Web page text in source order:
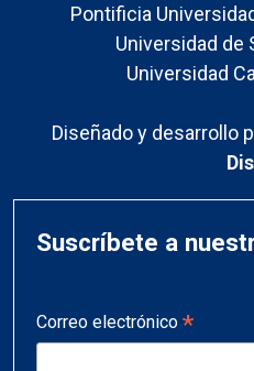
Pontificia
Universidad de
Universidad
Diseñado y desarrollo
Suscríbete a
Correo electrónico *